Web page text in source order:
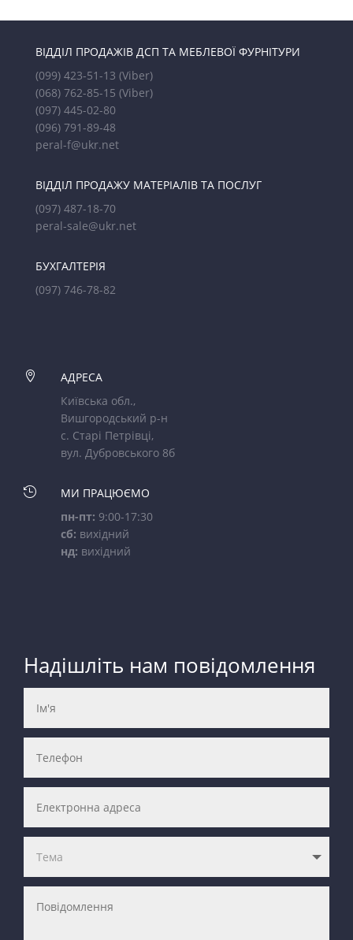
ВІДДІЛ ПРОДАЖІВ ДСП ТА МЕБЛЕВОЇ ФУРНІТУРИ
(099) 423-51-13 (Viber)
(068) 762-85-15 (Viber)
(097) 445-02-80
(096) 791-89-48
peral-f@ukr.net
ВІДДІЛ ПРОДАЖУ МАТЕРІАЛІВ ТА ПОСЛУГ
(097) 487-18-70
peral-sale@ukr.net
БУХГАЛТЕРІЯ
(097) 746-78-82

АДРЕСА
Київська обл.,
Вишгородський р-н
с. Старі Петрівці,
вул. Дубровського 8б

МИ ПРАЦЮЄМО
пн-пт: 9:00-17:30
сб: вихідний
нд: вихідний
Надішліть нам повідомлення